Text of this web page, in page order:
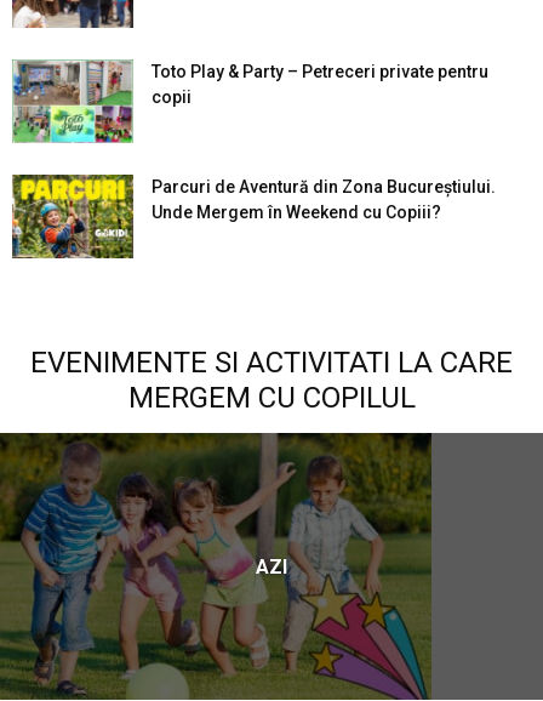
Toto Play & Party – Petreceri private pentru
copii
Parcuri de Aventură din Zona Bucureştiului.
Unde Mergem în Weekend cu Copiii?
EVENIMENTE SI ACTIVITATI LA CARE
MERGEM CU COPILUL
AZI